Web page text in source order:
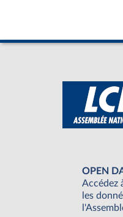
OPEN
Accédez
les